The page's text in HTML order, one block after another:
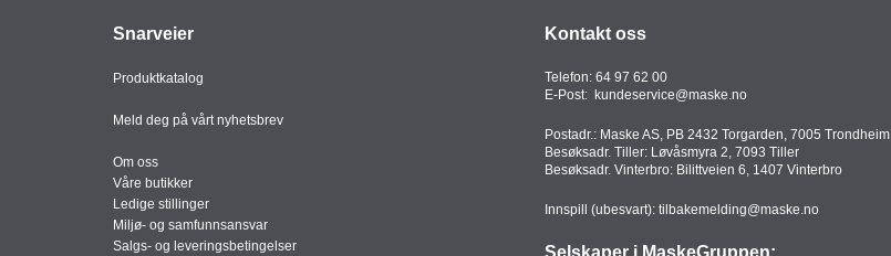
Snarveier
Produktkatalog
Meld deg på vårt nyhetsbrev
Om oss
Våre butikker
Ledige stillinger
Miljø- og samfunnsansvar
Salgs- og leveringsbetingelser
Kontakt oss
Telefon: 64 97 62 00
E-Post: kundeservice@maske.no
Postadr.: Maske AS, PB 2432 Torgarden, 7005 Trondheim
Besøksadr. Tiller: Løvåsmyra 2, 7093 Tiller
Besøksadr. Vinterbro: Bilittveien 6, 1407 Vinterbro
Innspill (ubesvart): tilbakemelding@maske.no